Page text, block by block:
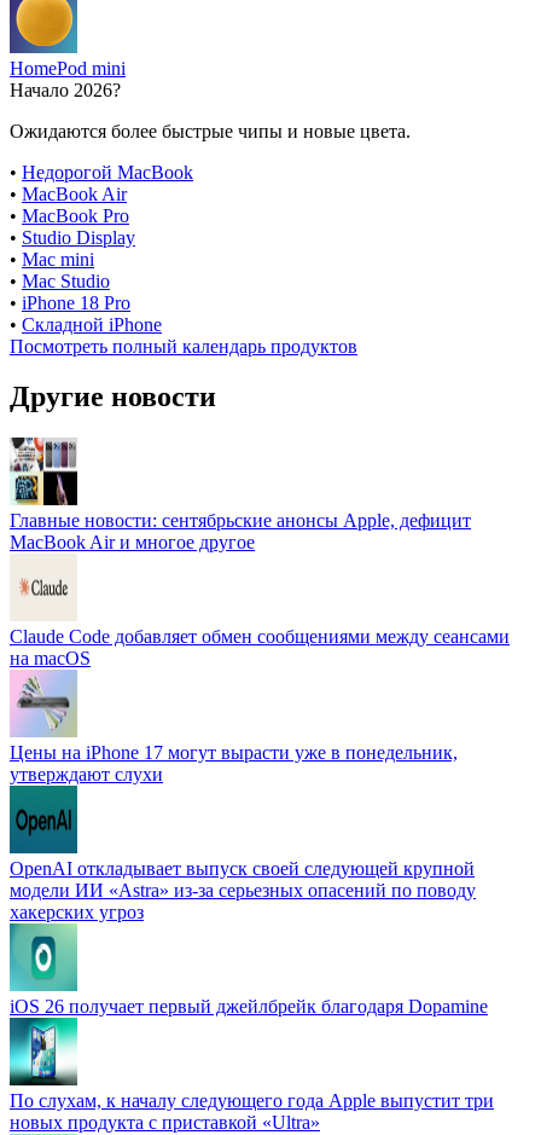
HomePod mini
Начало 2026?
Ожидаются более быстрые чипы и новые цвета.
• Недорогой MacBook
• MacBook Air
• MacBook Pro
• Studio Display
• Mac mini
• Mac Studio
• iPhone 18 Pro
• Складной iPhone
Посмотреть полный календарь продуктов
Другие новости
Главные новости: сентябрьские анонсы Apple, дефицит
MacBook Air и многое другое
Claude Code добавляет обмен сообщениями между сеансами
на macOS
Цены на iPhone 17 могут вырасти уже в понедельник,
утверждают слухи
OpenAI откладывает выпуск своей следующей крупной
модели ИИ «Astra» из-за серьезных опасений по поводу
хакерских угроз
iOS 26 получает первый джейлбрейк благодаря Dopamine
По слухам, к началу следующего года Apple выпустит три
новых продукта с приставкой «Ultra»